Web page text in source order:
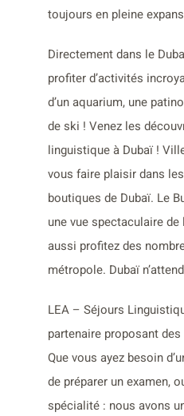
toujours en pleine
Directement dans le
profiter d’activités
d’un aquarium, une
de ski ! Venez les
linguistique à Dubaï !
vous faire plaisir dans
boutiques de Dubaï. Le
une vue spectaculaire
aussi profitez des
métropole. Dubaï
LEA – Séjours
partenaire proposant
Que vous ayez besoin
de préparer un examen,
spécialité : nous avons